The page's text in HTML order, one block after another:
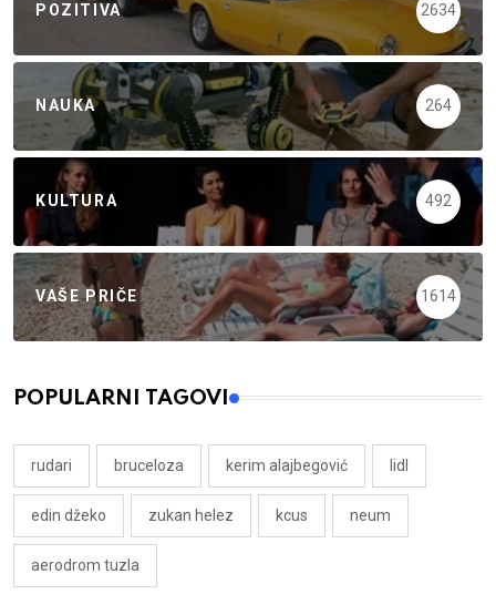
POZITIVA 2634
NAUKA 264
KULTURA 492
VAŠE PRIČE 1614
POPULARNI TAGOVI
rudari bruceloza kerim alajbegović lidl
edin džeko zukan helez kcus neum
aerodrom tuzla